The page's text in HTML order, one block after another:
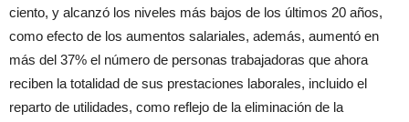
ciento, y alcanzó los niveles más bajos de los últimos 20 años,
como efecto de los aumentos salariales, además, aumentó en
más del 37% el número de personas trabajadoras que ahora
reciben la totalidad de sus prestaciones laborales, incluido el
reparto de utilidades, como reflejo de la eliminación de la